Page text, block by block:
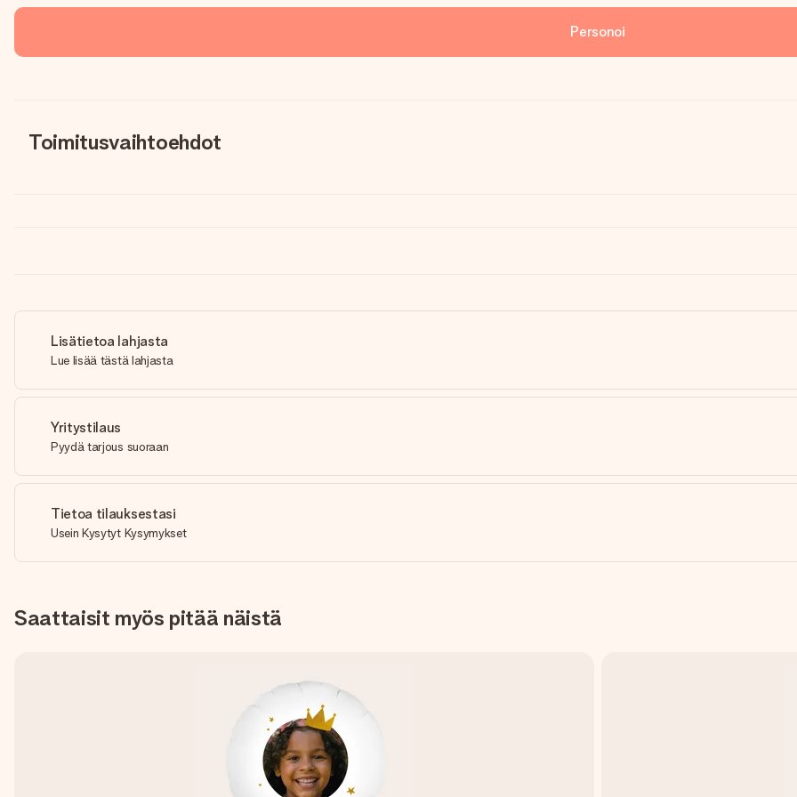
Personoi
Toimitusvaihtoehdot
Lisätietoa lahjasta
Lue lisää tästä lahjasta
Yritystilaus
Pyydä tarjous suoraan
Tietoa tilauksestasi
Usein Kysytyt Kysymykset
Saattaisit myös pitää näistä